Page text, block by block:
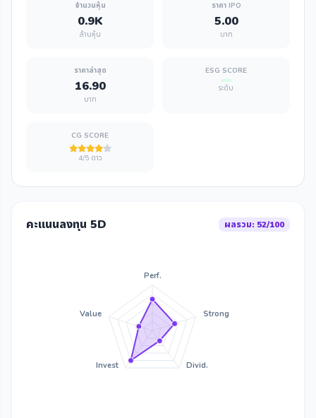
จำนวนหุ้น
0.9K
ล้านหุ้น
ราคา IPO
5.00
บาท
ราคาล่าสุด
16.90
บาท
ESG SCORE
ระดับ
CG SCORE
4/5 ดาว
คะแนนลงทุน 5D ผลรวม: 52/100
Perf.
Strong
Divid.
Invest
Value